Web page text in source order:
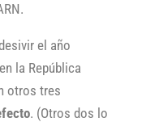
el año
la República
otros tres
. (Otros dos lo